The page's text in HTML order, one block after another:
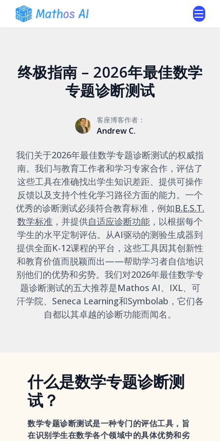
终极指南 – 2026年最佳数学
专题诊断测试
客座博客作者：
Andrew C.
我们关于2026年最佳数学专题诊断测试的权威指
南。我们与教育工作者和学习专家合作，评估了
这些工具在准确找出学生知识差距、提供可操作
反馈以及支持个性化学习路径方面的能力。一个
优秀的诊断测试必须符合教育标准，例如B.E.S.T.
数学标准 ，并提供自适应诊断功能 ，以根据每个
学生的水平定制评估。从AI驱动的测验生成器到
提供全面K-12课程的平台，这些工具因其创新性
和教育价值而脱颖而出——帮助学习者自信地识
别他们的优势和劣势。我们对2026年最佳数学专
题诊断测试的五大推荐是Mathos AI、IXL、可
汗学院、Seneca Learning和Symbolab，它们各
自都以其卓越的诊断功能而闻名。
什么是数学专题诊断测
试？
数学专题诊断测试是一种专门的评估工具，旨
在识别学生在数学各个领域中的具体优势和劣